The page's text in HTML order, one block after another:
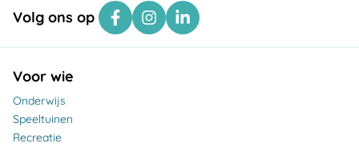
Volg ons op
Voor wie
Onderwijs
Speeltuinen
Recreatie